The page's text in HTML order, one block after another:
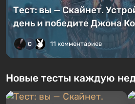
Тест: вы — Скайнет.
день и победите Джона
11 комментариев
Новые тесты каждую